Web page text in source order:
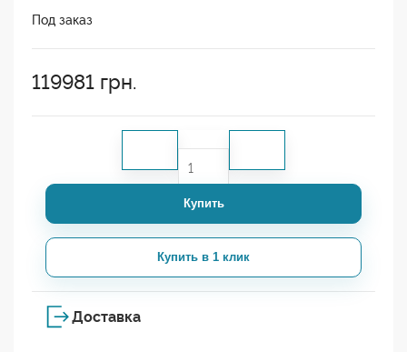
Под заказ
119981 грн.
Купить
Купить в 1 клик
Доставка